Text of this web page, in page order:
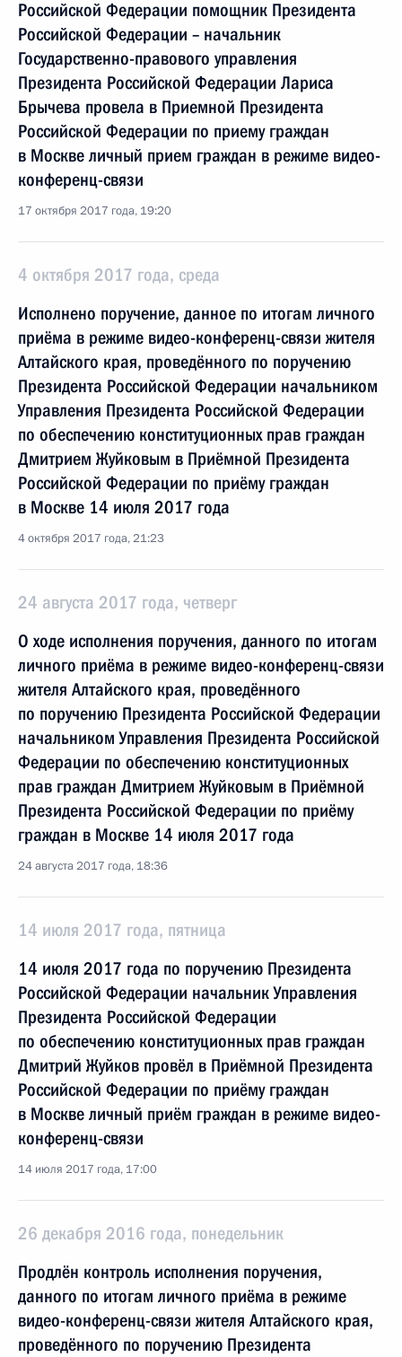
Российской Федерации помощник Президента
Российской Федерации – начальник
Государственно-правового управления
Президента Российской Федерации Лариса
Брычева провела в Приемной Президента
Российской Федерации по приему граждан
в Москве личный прием граждан в режиме видео-
конференц-связи
17 октября 2017 года, 19:20
4 октября 2017 года, среда
Исполнено поручение, данное по итогам личного
приёма в режиме видео-конференц-связи жителя
Алтайского края, проведённого по поручению
Президента Российской Федерации начальником
Управления Президента Российской Федерации
по обеспечению конституционных прав граждан
Дмитрием Жуйковым в Приёмной Президента
Российской Федерации по приёму граждан
в Москве 14 июля 2017 года
4 октября 2017 года, 21:23
24 августа 2017 года, четверг
О ходе исполнения поручения, данного по итогам
личного приёма в режиме видео-конференц-связи
жителя Алтайского края, проведённого
по поручению Президента Российской Федерации
начальником Управления Президента Российской
Федерации по обеспечению конституционных
прав граждан Дмитрием Жуйковым в Приёмной
Президента Российской Федерации по приёму
граждан в Москве 14 июля 2017 года
24 августа 2017 года, 18:36
14 июля 2017 года, пятница
14 июля 2017 года по поручению Президента
Российской Федерации начальник Управления
Президента Российской Федерации
по обеспечению конституционных прав граждан
Дмитрий Жуйков провёл в Приёмной Президента
Российской Федерации по приёму граждан
в Москве личный приём граждан в режиме видео-
конференц-связи
14 июля 2017 года, 17:00
26 декабря 2016 года, понедельник
Продлён контроль исполнения поручения,
данного по итогам личного приёма в режиме
видео-конференц-связи жителя Алтайского края,
проведённого по поручению Президента